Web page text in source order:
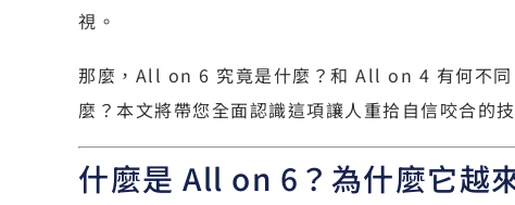
視。
那麼，All on 6 究竟是什麼？和 All on 4 有何不同
麼？本文將帶您全面認識這項讓人重拾自信咬合的技
什麼是 All on 6？為什麼它越